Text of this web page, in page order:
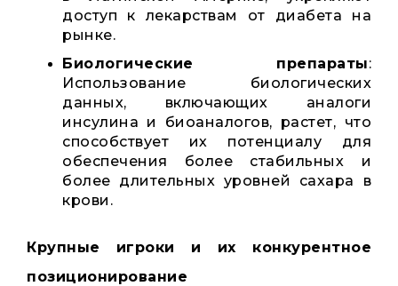
доступ к лекарствам от диабета на
рынке.
Биологические препараты:
Использование биологических
данных, включающих аналоги
инсулина и биоаналогов, растет, что
способствует их потенциалу для
обеспечения более стабильных и
более длительных уровней сахара в
крови.
Крупные игроки и их конкурентное
позиционирование